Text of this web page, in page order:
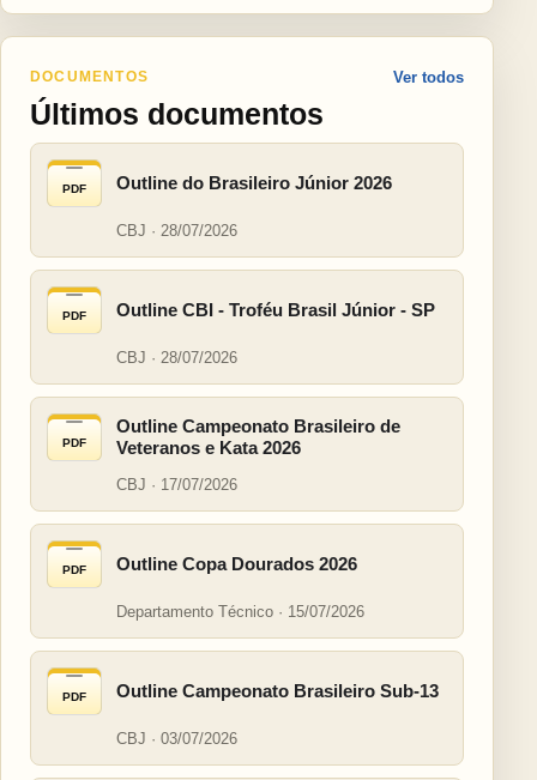
DOCUMENTOS
Últimos documentos
Ver todos
PDF Outline do Brasileiro Júnior 2026
CBJ · 28/07/2026
PDF Outline CBI - Troféu Brasil Júnior - SP
CBJ · 28/07/2026
PDF
Outline Campeonato Brasileiro de
Veteranos e Kata 2026
CBJ · 17/07/2026
PDF Outline Copa Dourados 2026
Departamento Técnico · 15/07/2026
PDF Outline Campeonato Brasileiro Sub-13
CBJ · 03/07/2026